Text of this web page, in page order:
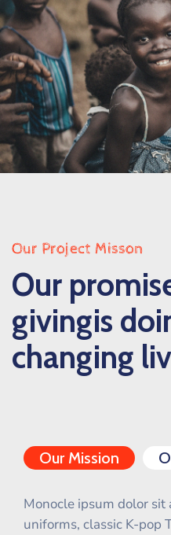
Our Project Misson
Our
givingis
changing
Our Mission
Monocle ipsum dolor
uniforms, classic K-pop